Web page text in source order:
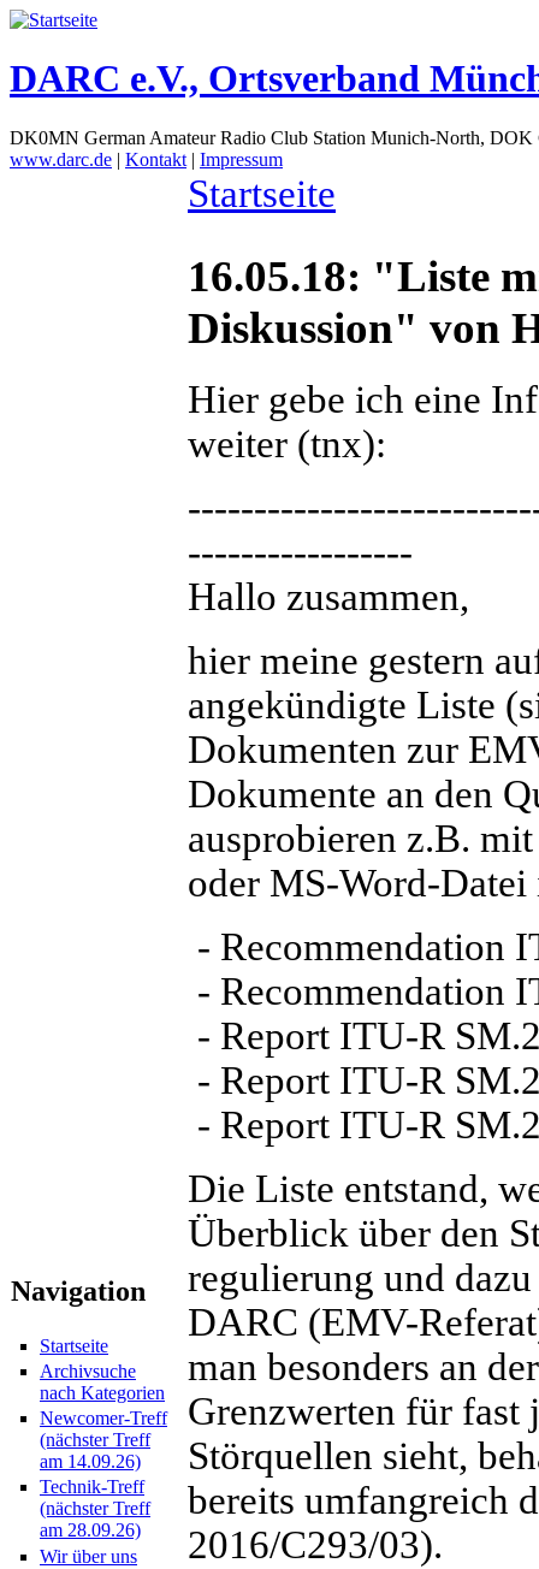
DARC e.V., Ortsverband
DK0MN German Amateur Radio Club Station Munich-North,
www.darc.de | Kontakt | Impressum
Navigation
Startseite
Archivsuche
nach Kategorien
Newcomer-Treff
(nächster Treff
am 14.09.26)
Technik-Treff
(nächster Treff
am 28.09.26)
Wir über uns
Startseite
16.05.18: "Liste
Diskussion" von
Hier gebe ich eine
weiter (tnx):
-----------------
Hallo zusammen,
hier meine gestern
angekündigte Liste
Dokumenten zur
Dokumente an den
ausprobieren z.B.
oder MS-Word-Datei
- Recommendation
- Recommendation
- Report ITU-R
- Report ITU-R
- Report ITU-R
Die Liste entstand,
Überblick über den
regulierung und
DARC (EMV-
man besonders an
Grenzwerten für
Störquellen sieht,
bereits umfangreich
2016/C293/03).